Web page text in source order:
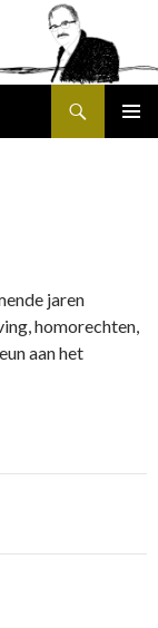
jaren
homorechten,
aan het